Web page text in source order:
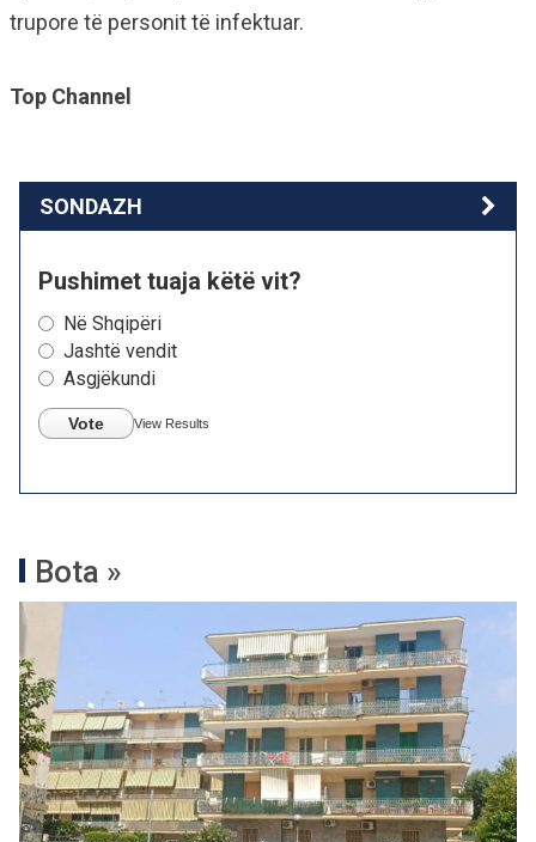
trupore të personit të infektuar.
Top Channel
SONDAZH
Pushimet tuaja këtë vit?
Në Shqipëri
Jashtë vendit
Asgjëkundi
Vote View Results
Bota »